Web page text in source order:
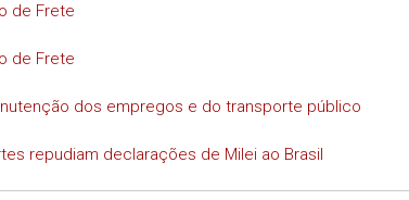
de Frete
de Frete
dos empregos e do transporte público
repudiam declarações de Milei ao Brasil